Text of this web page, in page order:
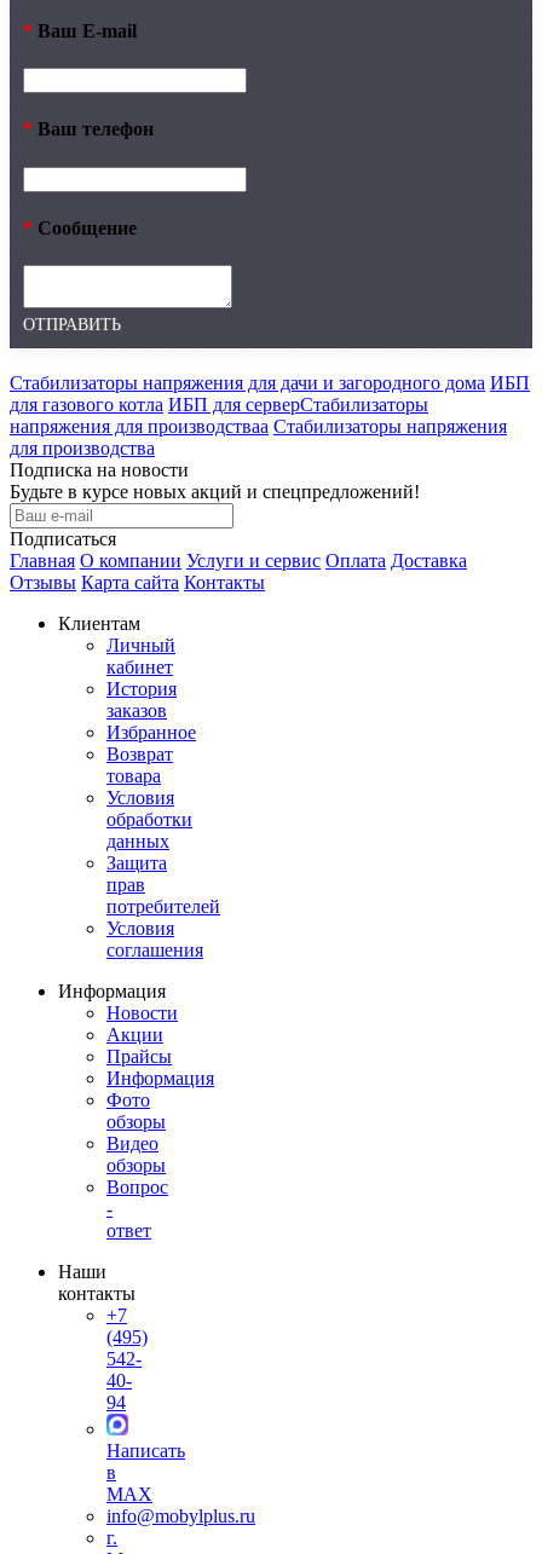
* Ваш E-mail
* Ваш телефон
* Сообщение
ОТПРАВИТЬ
Стабилизаторы напряжения для дачи и загородного дома ИБП
для газового котла ИБП для серверСтабилизаторы
напряжения для производстваа Стабилизаторы напряжения
для производства
Подписка на новости
Будьте в курсе новых акций и спецпредложений!
Подписаться
Главная О компании Услуги и сервис Оплата Доставка
Отзывы Карта сайта Контакты
Клиентам
Личный
кабинет
История
заказов
Избранное
Возврат
товара
Условия
обработки
данных
Защита
прав
потребителей
Условия
соглашения
Информация
Новости
Акции
Прайсы
Информация
Фото
обзоры
Видео
обзоры
Вопрос
-
ответ
Наши
контакты
+7
(495)
542-
40-
94
Написать
в
MAX
info@mobylplus.ru
г.